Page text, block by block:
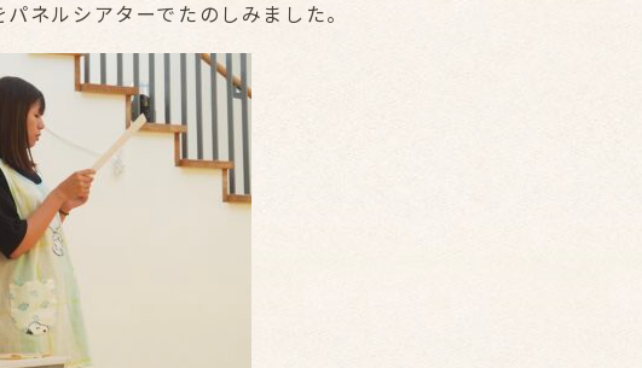
ネルシアターでたのしみました。